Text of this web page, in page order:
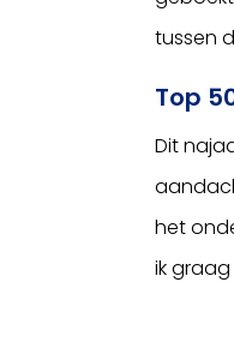
tussen
Top
Dit
het
ik graag